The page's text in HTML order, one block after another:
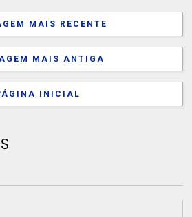
MAIS RECENTE
MAIS ANTIGA
INICIAL